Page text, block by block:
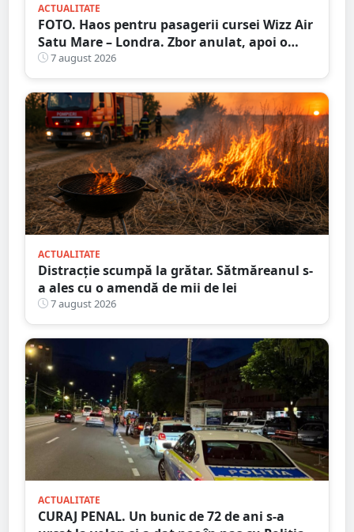
ACTUALITATE
FOTO. Haos pentru pasagerii cursei Wizz Air
Satu Mare – Londra. Zbor anulat, apoi o
nouă întârziere. Fără explicații clare
7 august 2026
ACTUALITATE
Distracție scumpă la grătar. Sătmăreanul s-
a ales cu o amendă de mii de lei
7 august 2026
ACTUALITATE
CURAJ PENAL. Un bunic de 72 de ani s-a